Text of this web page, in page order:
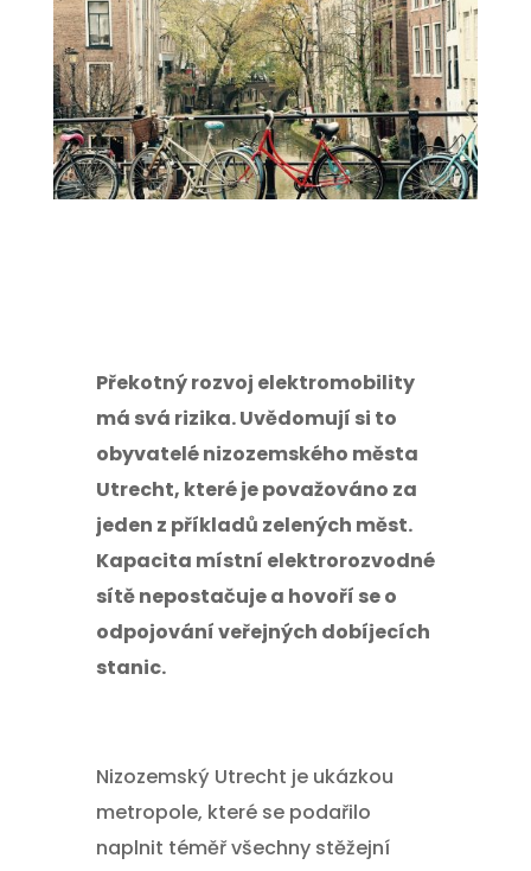
Překotný rozvoj elektromobility
má svá rizika. Uvědomují si to
obyvatelé nizozemského města
Utrecht, které je považováno za
jeden z příkladů zelených měst.
Kapacita místní elektrorozvodné
sítě nepostačuje a hovoří se o
odpojování veřejných dobíjecích
stanic.
Nizozemský Utrecht je ukázkou
metropole, které se podařilo
naplnit téměř všechny stěžejní